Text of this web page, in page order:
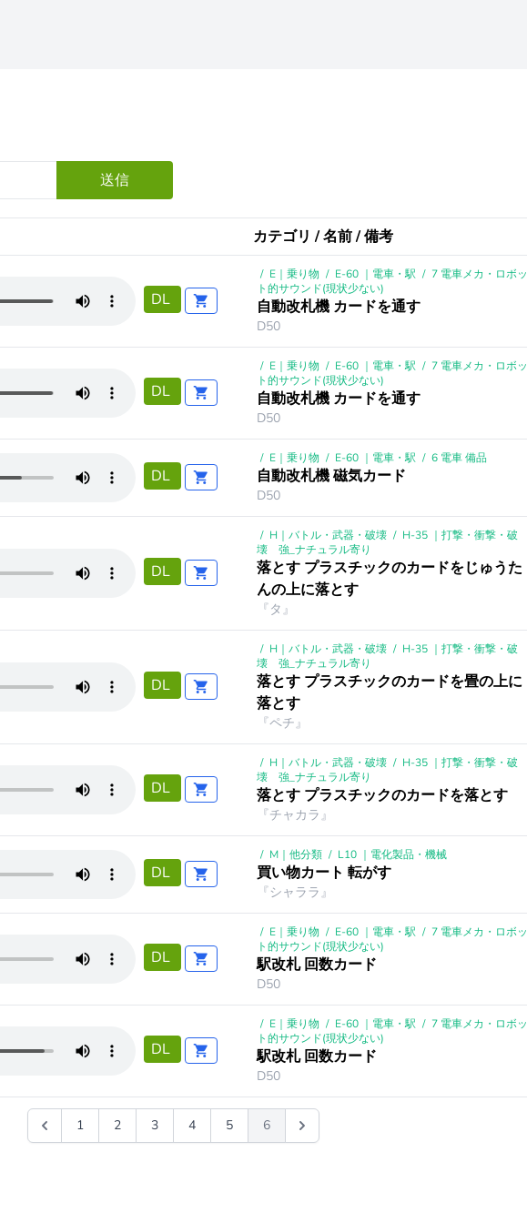
送信
カテゴリ / 名前 / 備考
DL
/ E｜乗り物 / E-60 ｜電車・駅 / 7 電車メカ・ロボッ
ト的サウンド(現状少ない)
自動改札機 カードを通す
D50
DL
/ E｜乗り物 / E-60 ｜電車・駅 / 7 電車メカ・ロボッ
ト的サウンド(現状少ない)
自動改札機 カードを通す
D50
DL
/ E｜乗り物 / E-60 ｜電車・駅 / 6 電車 備品
自動改札機 磁気カード
D50
DL
/ H｜バトル・武器・破壊 / H-35 ｜打撃・衝撃・破
壊 強_ナチュラル寄り
落とす プラスチックのカードをじゅうた
んの上に落とす
『タ』
DL
/ H｜バトル・武器・破壊 / H-35 ｜打撃・衝撃・破
壊 強_ナチュラル寄り
落とす プラスチックのカードを畳の上に
落とす
『ペチ』
DL
/ H｜バトル・武器・破壊 / H-35 ｜打撃・衝撃・破
壊 強_ナチュラル寄り
落とす プラスチックのカードを落とす
『チャカラ』
DL
/ M｜他分類 / L10 ｜電化製品・機械
買い物カート 転がす
『シャララ』
DL
/ E｜乗り物 / E-60 ｜電車・駅 / 7 電車メカ・ロボッ
ト的サウンド(現状少ない)
駅改札 回数カード
D50
DL
/ E｜乗り物 / E-60 ｜電車・駅 / 7 電車メカ・ロボッ
ト的サウンド(現状少ない)
駅改札 回数カード
D50
1 2 3 4 5 6